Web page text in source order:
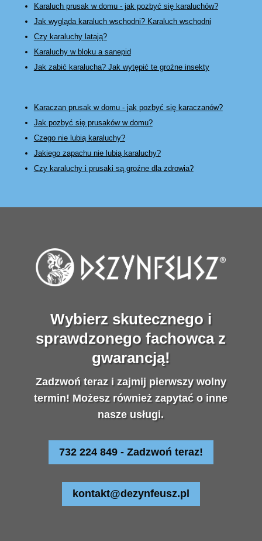
Karaluch prusak w domu - jak pozbyć się karaluchów?
Jak wygląda karaluch wschodni? Karaluch wschodni
Czy karaluchy latają?
Karaluchy w bloku a sanepid
Jak zabić karalucha? Jak wytępić te groźne insekty
Karaczan prusak w domu - jak pozbyć się karaczanów?
Jak pozbyć się prusaków w domu?
Czego nie lubią karaluchy?
Jakiego zapachu nie lubią karaluchy?
Czy karaluchy i prusaki są groźne dla zdrowia?
Wybierz skutecznego i
sprawdzonego fachowca z
gwarancją!
Zadzwoń teraz i zajmij pierwszy wolny
termin! Możesz również zapytać o inne
nasze usługi.
732 224 849 - Zadzwoń teraz!
kontakt@dezynfeusz.pl